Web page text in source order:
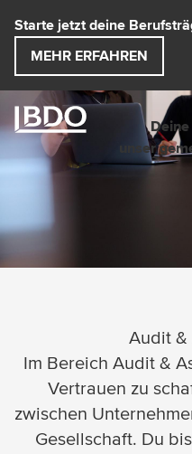
zum
Inhalt
Starte jetzt deine
MEHR ERFAHREN
Deine
unser
Audit &
Im Bereich Audit &
Vertrauen zu
zwischen
Gesellschaft. Du